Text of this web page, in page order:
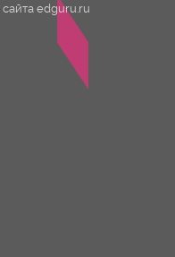
сайта edguru.ru